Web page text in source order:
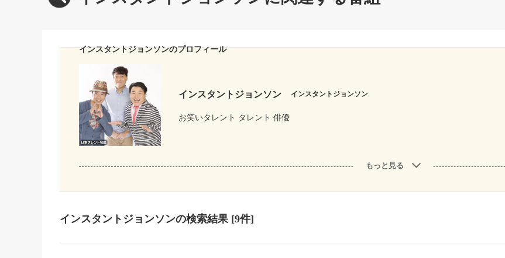
インスタントジョンソンのプロフィール
インスタントジョンソン インスタントジョンソン
お笑いタレント タレント 俳優
もっと見る
インスタントジョンソンの検索結果 [9件]